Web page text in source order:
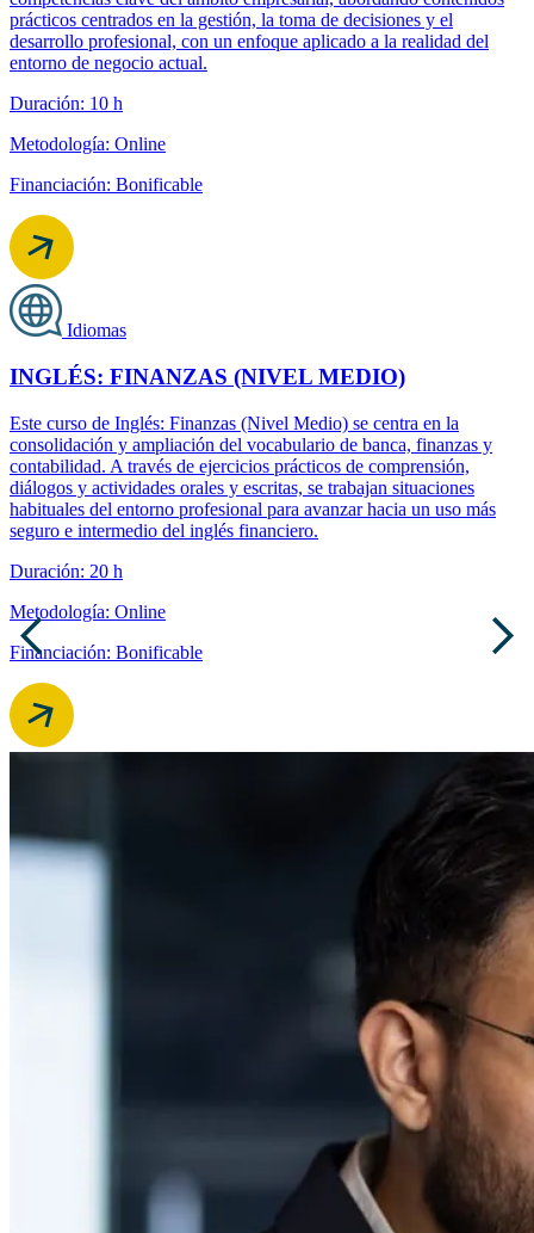
prácticos centrados en la gestión, la toma de decisiones y el
desarrollo profesional, con un enfoque aplicado a la realidad del
entorno de negocio actual.
Duración: 10 h
Metodología: Online
Financiación: Bonificable
Idiomas
INGLÉS: FINANZAS (NIVEL MEDIO)
Este curso de Inglés: Finanzas (Nivel Medio) se centra en la
consolidación y ampliación del vocabulario de banca, finanzas y
contabilidad. A través de ejercicios prácticos de comprensión,
diálogos y actividades orales y escritas, se trabajan situaciones
habituales del entorno profesional para avanzar hacia un uso más
seguro e intermedio del inglés financiero.
Duración: 20 h
Metodología: Online
Financiación: Bonificable